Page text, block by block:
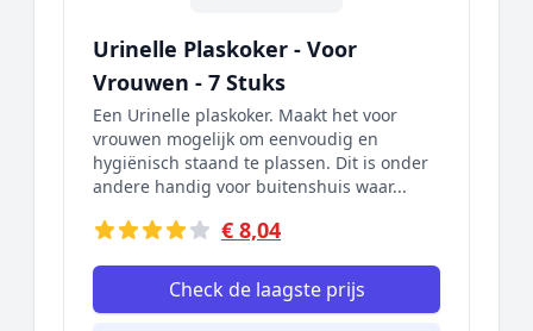
Urinelle Plaskoker - Voor
Vrouwen - 7 Stuks
Een Urinelle plaskoker. Maakt het voor
vrouwen mogelijk om eenvoudig en
hygiënisch staand te plassen. Dit is onder
andere handig voor buitenshuis waar...
€ 8,04
Check de laagste prijs